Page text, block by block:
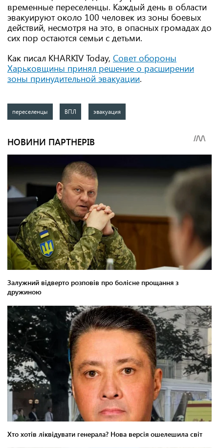
временные переселенцы. Каждый день в области
эвакуируют около 100 человек из зоны боевых
действий, несмотря на это, в опасных громадах до
сих пор остаются семьи с детьми.
Как писал KHARKIV Today, Совет обороны
Харьковщины принял решение о расширении
зоны принудительной эвакуации.
переселенцы ВПЛ эвакуация